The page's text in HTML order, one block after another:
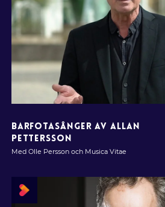
BARFOTASÅNGER AV ALLAN
PETTERSSON
Med Olle Persson och Musica Vitae